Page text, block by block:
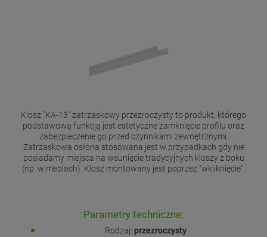
Klosz "KA-13" zatrzaskowy przezroczysty to produkt, którego
podstawową funkcją jest estetyczne zamknięcie profilu oraz
zabezpieczenie go przed czynnikami zewnętrznymi.
Zatrzaskowa osłona stosowana jest w przypadkach gdy nie
posiadamy miejsca na wsunięcie tradycyjnych kloszy z boku
(np. w meblach). Klosz montowany jest poprzez "wkliknięcie".
Parametry techniczne:
Rodzaj: przezroczysty